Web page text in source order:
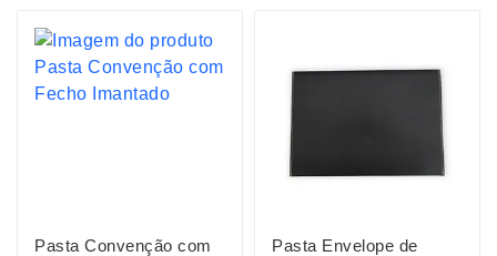
Pasta Convenção com
Pasta Envelope de